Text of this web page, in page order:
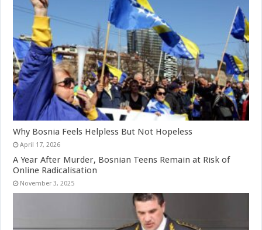
Why Bosnia Feels Helpless But Not Hopeless
April 17, 2026
A Year After Murder, Bosnian Teens Remain at Risk of
Online Radicalisation
November 3, 2025